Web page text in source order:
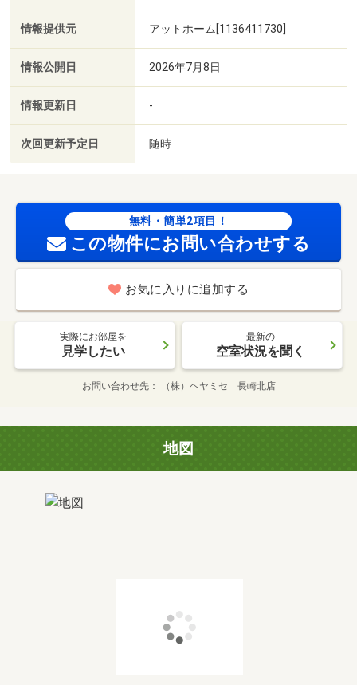
情報提供元 アットホーム[1136411730]
情報公開日 2026年7月8日
情報更新日 -
次回更新予定日 随時
無料・簡単2項目！
この物件にお問い合わせする
お気に入りに追加する
実際にお部屋を
見学したい
最新の
空室状況を聞く
お問い合わせ先 （株）ヘヤミセ 長崎北店
地図